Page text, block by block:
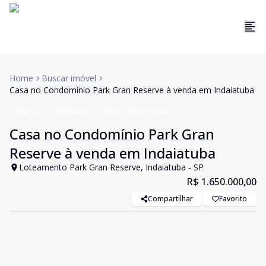
Home
Buscar imóvel
Casa no Condomínio Park Gran Reserve à venda em Indaiatuba
Casa no Condomínio Park Gran
Reserve à venda em Indaiatuba
Loteamento Park Gran Reserve, Indaiatuba - SP
R$ 1.650.000,00
Compartilhar Favorito